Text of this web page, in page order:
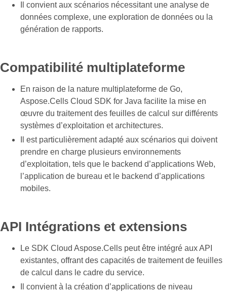
Il convient aux scénarios nécessitant une analyse de
données complexe, une exploration de données ou la
génération de rapports.
Compatibilité multiplateforme
En raison de la nature multiplateforme de Go,
Aspose.Cells Cloud SDK for Java facilite la mise en
œuvre du traitement des feuilles de calcul sur différents
systèmes d’exploitation et architectures.
Il est particulièrement adapté aux scénarios qui doivent
prendre en charge plusieurs environnements
d’exploitation, tels que le backend d’applications Web,
l’application de bureau et le backend d’applications
mobiles.
API Intégrations et extensions
Le SDK Cloud Aspose.Cells peut être intégré aux API
existantes, offrant des capacités de traitement de feuilles
de calcul dans le cadre du service.
Il convient à la création d’applications de niveau